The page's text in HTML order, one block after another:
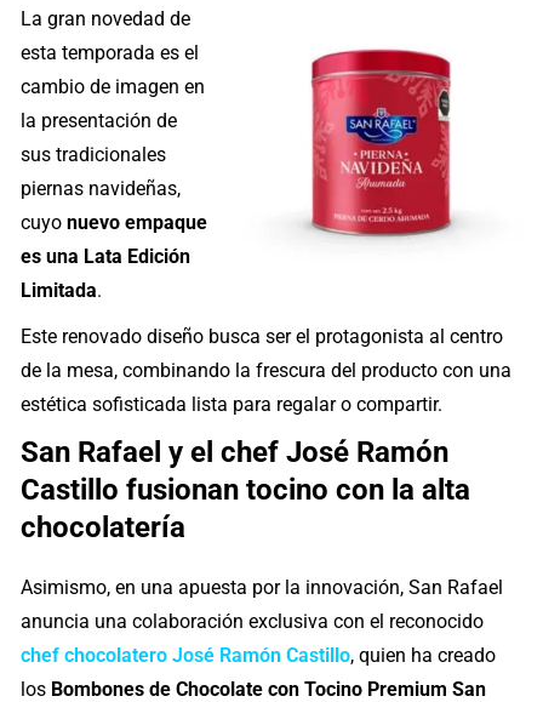
La gran novedad de
esta temporada es el
cambio de imagen en
la presentación de
sus tradicionales
piernas navideñas,
cuyonuevo empaque
es una Lata Edición
Limitada.
Este renovado diseño busca ser el protagonista al centro
de la mesa, combinando la frescura del producto con una
estética sofisticada lista para regalar o compartir.
San Rafael y el chef José Ramón
Castillo fusionan tocino con la alta
chocolatería
Asimismo, en una apuesta por la innovación, San Rafael
anuncia una colaboración exclusiva con el reconocido
chef chocolatero José Ramón Castillo, quien ha creado
los Bombones de Chocolate con Tocino Premium San